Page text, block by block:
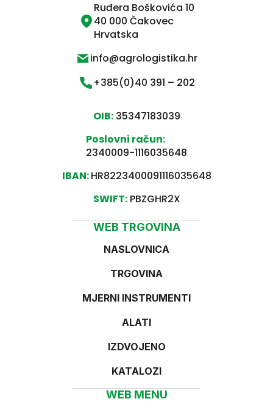
Ruđera Boškovića 10
40 000 Čakovec
Hrvatska
info@agrologistika.hr
+385(0)40 391 – 202
OIB:35347183039
Poslovni račun:
2340009-1116035648
IBAN:HR8223400091116035648
SWIFT:PBZGHR2X
WEB TRGOVINA
NASLOVNICA
TRGOVINA
MJERNI INSTRUMENTI
ALATI
IZDVOJENO
KATALOZI
WEB MENU